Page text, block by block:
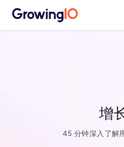
增
45 分钟深入了解